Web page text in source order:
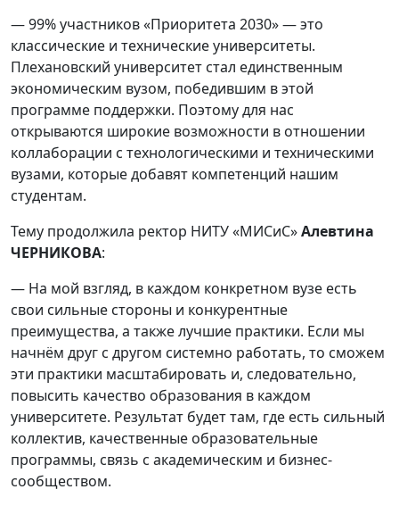
— 99% участников «Приоритета 2030» — это
классические и технические университеты.
Плехановский университет стал единственным
экономическим вузом, победившим в этой
программе поддержки. Поэтому для нас
открываются широкие возможности в отношении
коллаборации с технологическими и техническими
вузами, которые добавят компетенций нашим
студентам.
Тему продолжила ректор НИТУ «МИСиС»Алевтина
ЧЕРНИКОВА:
— На мой взгляд, в каждом конкретном вузе есть
свои сильные стороны и конкурентные
преимущества, а также лучшие практики. Если мы
начнём друг с другом системно работать, то сможем
эти практики масштабировать и, следовательно,
повысить качество образования в каждом
университете. Результат будет там, где есть сильный
коллектив, качественные образовательные
программы, связь с академическим и бизнес-
сообществом.